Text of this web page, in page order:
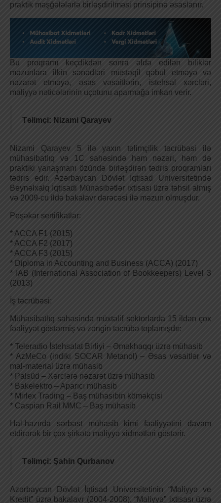
praktik məşğələlərlə birləşdirilməsi prinsipinə əsaslanır.
Bu proqramı keçdikdən sonra əldə edilən biliklər
məzunlara ilkin sənədləri müstəqil qəbul etməyə və
nəzarət etməyə, əsas vəsaitlərin, istehsal xərcləri,
maliyyə nəticələrinin uçotunu aparmağa imkan verir.
Təlimçi: Nizami Qarayev
Nizami Qarayev 5 ilə yaxın təlimçilik təcrübəsi ilə
mühasibatlıq və 1C sahəsində həm nəzəri, həm də
praktiki yanaşmanı özündə birləşdirən tədris proqramları
tədris edir. Azərbaycan Dövlət İqtisad Universitetində
Beynəlxalq İqtisadi Münasibətlər ixtisası üzrə təhsil almış
və 2009-cu ildə bakalavr dərəcəsi ilə məzun olmuşdur.
Peşəkar sertifikatlar:
* ACCA F1 (2015)
* ACCA F2 (2017)
* ACCA F3 (2015)
* Diploma in Accounting and Business (ACCA) (2017)
* IAB (International Association of Bookkeepers) Level 3
(2013)
İş təcrübəsi:
Mühasibatlıq sahəsində müxtəlif sektorlarda 15 ildən çox
fəaliyyət göstərmiş və zəngin təcrübə toplamışdır:
* Teleradio İstehsalat Birliyi – Əməkhaqqı üzrə mühasib
* AzMeCo (indiki SOCAR Metanol) – Əsas vəsaitlər və
mal-material üzrə mühasib
* Palsüd – Xərclərə nəzarət üzrə mühasib
* Bakelektro – Aparıcı mühasib
* Mirlex Trading – Baş mühasibin köməkçisi
* Caspian Rail MMC – Baş mühasib
Hal-hazırda sərbəst mühasib kimi fəaliyyətini davam
etdirərək bir çox şirkətə maliyyə xidmətləri göstərir.
Təlimçi: Şahin Qurbanov
Azərbaycan Dövlət İqtisad Universitetinin “Maliyyə ve
Kredit” üzrə bakalavr (2004-2008), “Maliyyə” ixtisası üzrə